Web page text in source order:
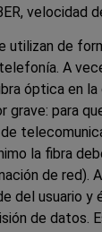
velocidad
utilizan de
A
óptica en la
grave: para
la fibra
de red).
del usuario y
de datos.